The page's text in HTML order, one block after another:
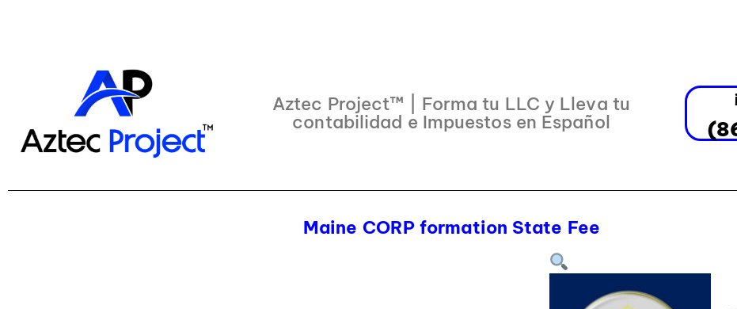
Aztec Project™ | Forma tu LLC y Lleva tu
contabilidad e Impuestos en Español
Maine CORP formation State Fee